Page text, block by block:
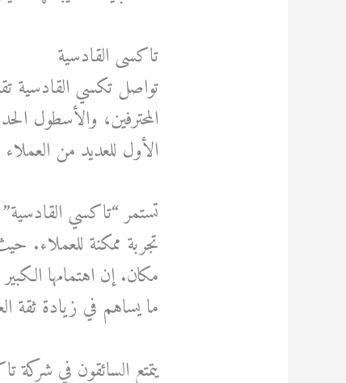
تاكسى القادسية
تواصل تكسي القادسية
المحترفين، والأسطول
الأول للعديد من
تستمر “تاكسي
تجربة ممكنة للعملاء.
مكان. إن اهتمامها
ما يساهم في زيادة ثقة
يتمتع السائقون في شركة